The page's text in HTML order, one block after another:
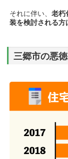
それに伴い、老朽
装を検討される
三郷市の悪